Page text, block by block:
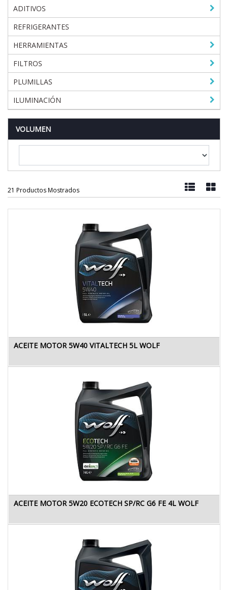
ADITIVOS
REFRIGERANTES
HERRAMIENTAS
FILTROS
PLUMILLAS
ILUMINACIÓN
VOLUMEN
21 Productos Mostrados
ACEITE MOTOR 5W40 VITALTECH 5L WOLF
ACEITE MOTOR 5W20 ECOTECH SP/RC G6 FE 4L WOLF